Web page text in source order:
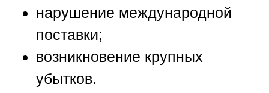
нарушение международной
поставки;
возникновение крупных
убытков.